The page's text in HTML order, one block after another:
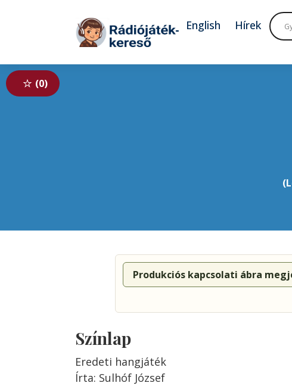
Tovább a tartalomhoz
English Hírek
0
Produkciós kapcsolati ábra
Színlap
Eredeti hangjáték
Írta: Sulhóf József